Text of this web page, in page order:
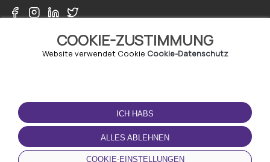
COOKIE-ZUSTIMMUNG
Website verwendet Cookie Cookie-Datenschutz
ICH HABS
ALLES ABLEHNEN
COOKIE-EINSTELLUNGEN
NUTZUNGSBEDINGUNGEN
Geschäftsbedingungen
Datenschutz-
Bestimmungen
Cookie-Richtlinie
LADEN SIE DIE APP
HERUNTER